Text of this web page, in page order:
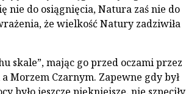
nie do osiągnięcia, Natura zaś nie do
że wielkość Natury zadziwiła
skale”, mając go przed oczami przez
Morzem Czarnym. Zapewne gdy był